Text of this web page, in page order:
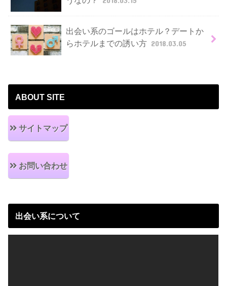
出会い系のゴールはホテル？デートか
らホテルまでの誘い方 2018.03.05
ABOUT SITE
サイトマップ
お問い合わせ
出会い系について